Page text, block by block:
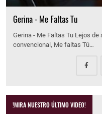
Gerina - Me Faltas Tu
Gerina - Me Faltas Tu Lejos
convencional, Me faltas Tú…
!MIRA NUESTRO ÚLTIMO VIDEO!